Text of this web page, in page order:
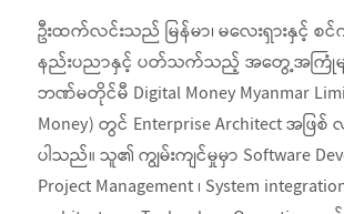
ဦးထက်လင်းသည် မြန်မာ၊ မလေးရှားနှင့် စင်
နည်းပညာနှင့် ပတ်သက်သည့် အတွေ့အကြုံများ
ဘဏ်မတိုင်မီ Digital Money Myanmar
Money) တွင် Enterprise Architect အဖြ
ပါသည်။ သူ၏ ကျွမ်းကျင်မှုမှာ Software
Project Management ၊ System